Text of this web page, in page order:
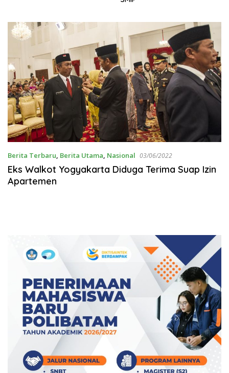
Berita Terbaru, Berita Utama, Nasional 03/06/2022
Eks Walkot Yogyakarta Diduga Terima Suap Izin
Apartemen